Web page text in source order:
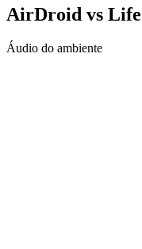
AirDroid vs
Áudio do ambiente